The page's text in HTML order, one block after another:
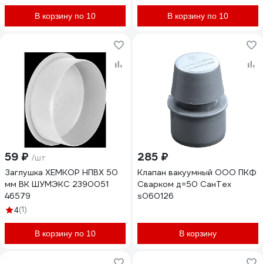
В корзину по 10 В корзину по 10
59 ₽ /шт
Заглушка ХЕМКОР НПВХ 50
мм ВК ШУМЭКС 2390051
46579
4(1)
В корзину по 10
285 ₽
Клапан вакуумный ООО ПКФ
Сварком д=50 СанТех
s060126
В корзину